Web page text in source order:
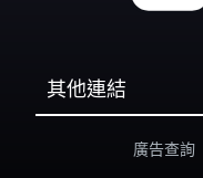
其他連結
廣告查詢